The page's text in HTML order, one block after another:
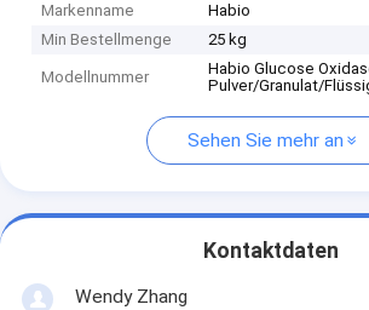
Markenname
Habio
Min Bestellmenge
25 kg
Modellnummer
Habio Glucose
Pulver/Granulat/
Sehen Sie mehr an
Kontaktdaten
Wendy Zhang